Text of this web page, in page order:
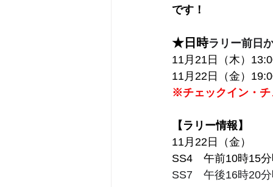
です！
★日時ラリー前日
11月21日（木）
11月22日（金）
※チェックイン・チ
【ラリー情報】
11月22日（金）
SS4　午前10時15
SS7　午後16時20